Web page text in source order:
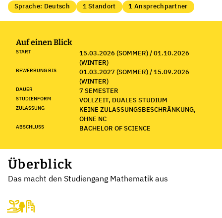
Sprache: Deutsch 1 Standort 1 Ansprechpartner
Auf einen Blick
START
15.03.2026 (SOMMER) / 01.10.2026
(WINTER)
BEWERBUNG BIS
01.03.2027 (SOMMER) / 15.09.2026
(WINTER)
DAUER 7 SEMESTER
STUDIENFORM VOLLZEIT, DUALES STUDIUM
ZULASSUNG
KEINE ZULASSUNGSBESCHRÄNKUNG,
OHNE NC
ABSCHLUSS BACHELOR OF SCIENCE
Überblick
Das macht den Studiengang Mathematik aus